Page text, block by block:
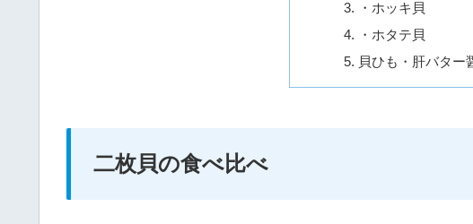
・ホッキ貝
・ホタテ貝
貝ひも・肝バター
二枚貝の食べ比べ